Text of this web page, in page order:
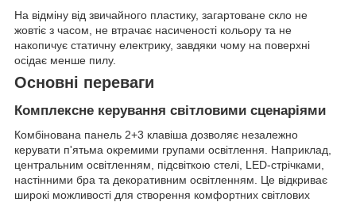
На відміну від звичайного пластику, загартоване скло не
жовтіє з часом, не втрачає насиченості кольору та не
накопичує статичну електрику, завдяки чому на поверхні
осідає менше пилу.
Основні переваги
Комплексне керування світловими сценаріями
Комбінована панель 2+3 клавіша дозволяє незалежно
керувати п'ятьма окремими групами освітлення. Наприклад,
центральним освітленням, підсвіткою стелі, LED-стрічками,
настінними бра та декоративним освітленням. Це відкриває
широкі можливості для створення комфортних світлових